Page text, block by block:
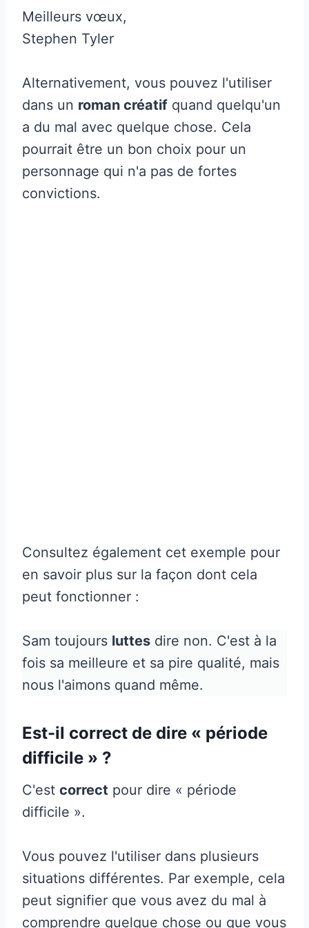
Meilleurs vœux,
Stephen Tyler
Alternativement, vous pouvez l'utiliser
dans un roman créatif quand quelqu'un
a du mal avec quelque chose. Cela
pourrait être un bon choix pour un
personnage qui n'a pas de fortes
convictions.
Consultez également cet exemple pour
en savoir plus sur la façon dont cela
peut fonctionner :
Sam toujours luttes dire non. C'est à la
fois sa meilleure et sa pire qualité, mais
nous l'aimons quand même.
Est-il correct de dire « période
difficile » ?
C'est correct pour dire « période
difficile ».
Vous pouvez l'utiliser dans plusieurs
situations différentes. Par exemple, cela
peut signifier que vous avez du mal à
comprendre quelque chose ou que vous